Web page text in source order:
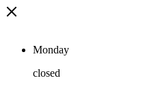
Monday
closed